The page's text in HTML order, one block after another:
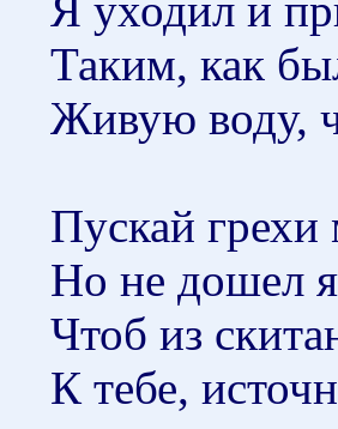
Таким, как
Живую воду,
Пускай
Но не дошел
Чтоб из
К тебе,